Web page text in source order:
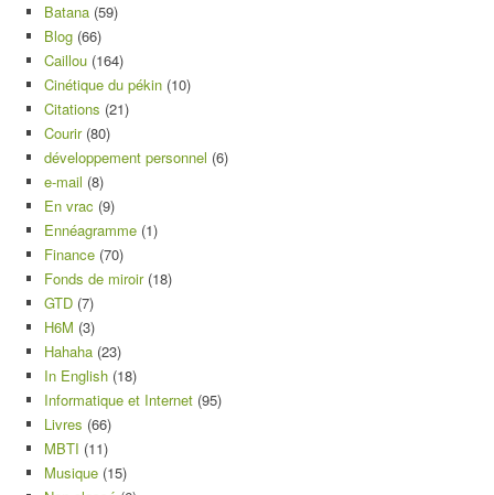
Batana (59)
Blog (66)
Caillou (164)
Cinétique du pékin (10)
Citations (21)
Courir(80)
développement personnel (6)
e-mail (8)
En vrac (9)
Ennéagramme (1)
Finance (70)
Fonds de miroir(18)
GTD (7)
H6M (3)
Hahaha (23)
In English (18)
Informatique et Internet (95)
Livres (66)
MBTI (11)
Musique (15)